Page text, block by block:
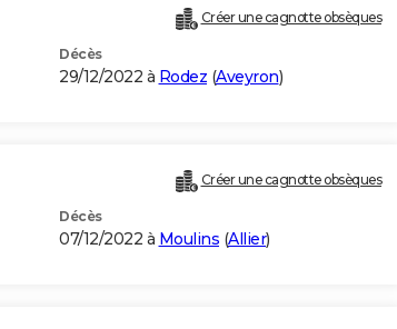
Créer une cagnotte obsèques
Décès
29/12/2022 à Rodez (Aveyron)
Créer une cagnotte obsèques
Décès
07/12/2022 à Moulins (Allier)